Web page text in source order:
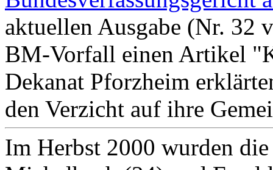
aktuellen Ausgabe (Nr. 32
BM-Vorfall einen Artikel
Dekanat Pforzheim
den Verzicht auf ihre
Im Herbst 2000 wurden